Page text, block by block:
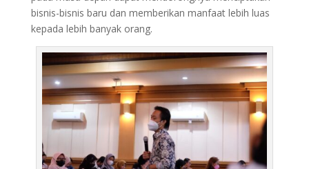
bisnis-bisnis baru dan memberikan manfaat lebih luas
kepada lebih banyak orang.